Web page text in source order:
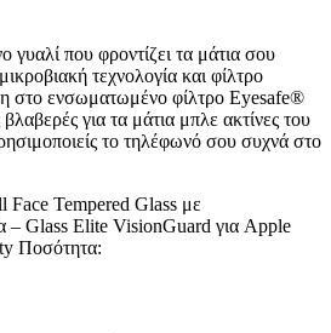
γυαλί που φροντίζει τα μάτια σου
τεχνολογία και φίλτρο
στο ενσωματωμένο φίλτρο Eyesafe®
για τα μάτια μπλε ακτίνες του
το τηλέφωνό σου συχνά στο
Tempered Glass με
– Glass Elite VisionGuard για Apple
Ποσότητα: